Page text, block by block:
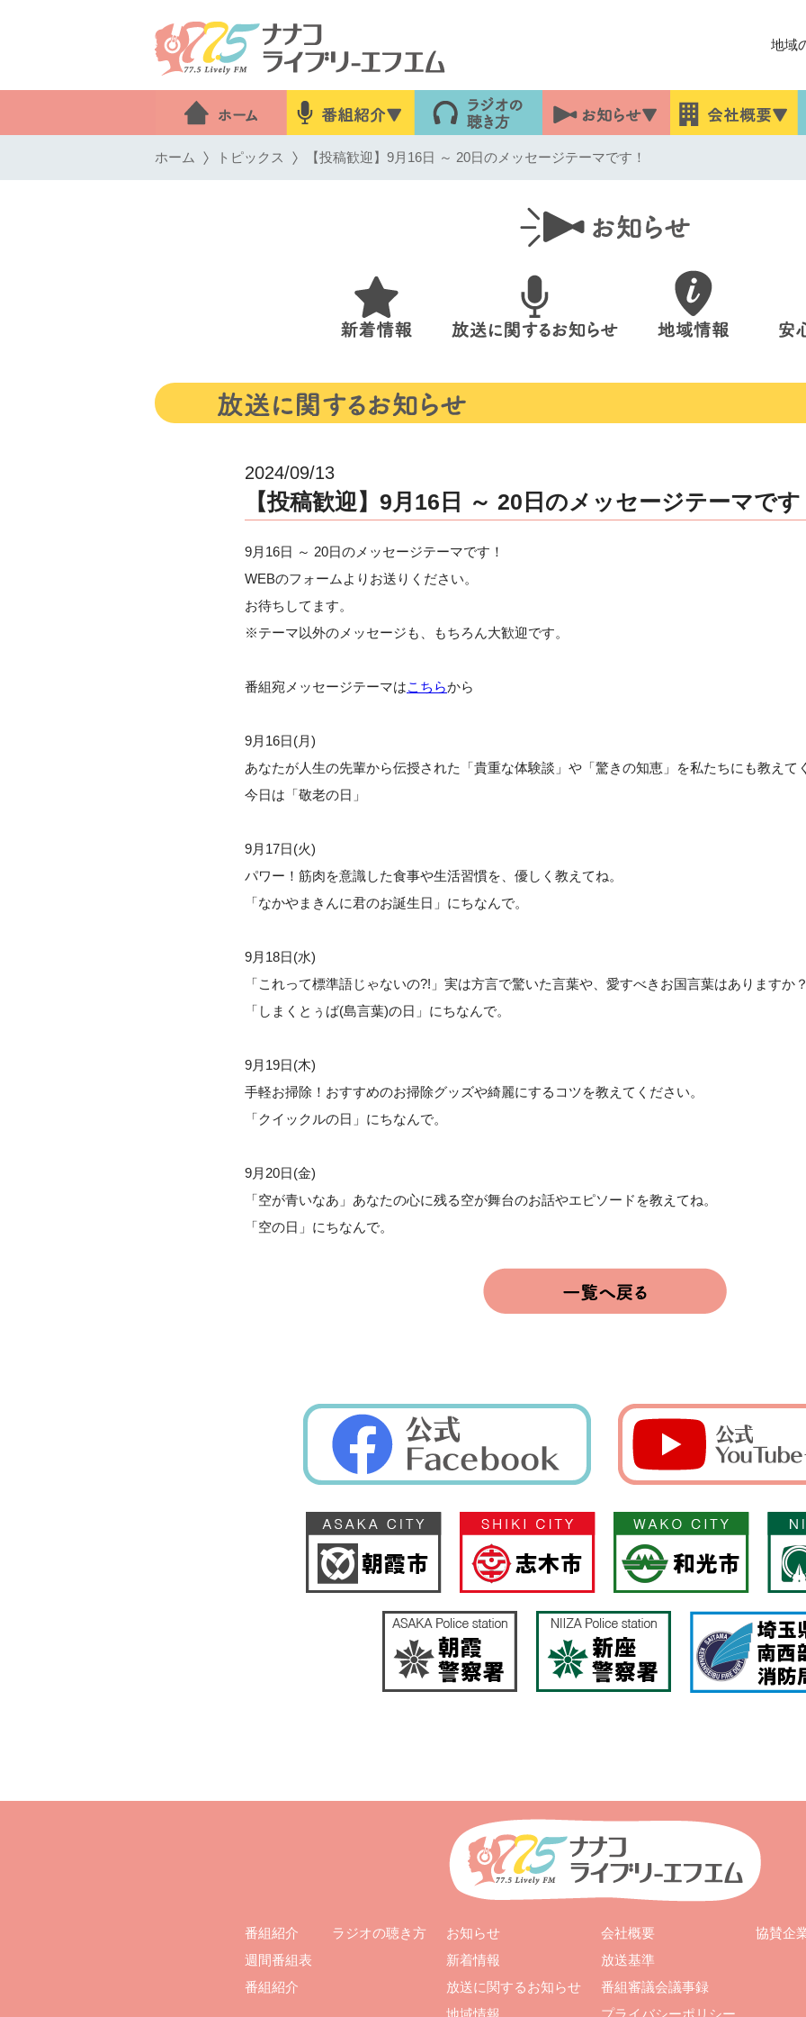
地域
ホーム トピックス 【投稿歓迎】9月16日 ～ 20日のメッセージテーマです！
2024/09/13
【投稿歓迎】9月16日 ～ 20日のメッセージテーマです
9月16日 ～ 20日のメッセージテーマです！
WEBのフォームよりお送りください。
お待ちしてます。
※テーマ以外のメッセージも、もちろん大歓迎です。
番組宛メッセージテーマはこちらから
9月16日(月)
あなたが人生の先輩から伝授された「貴重な体験談」や「驚きの知恵」を私たちにも教えて
今日は「敬老の日」
9月17日(火)
パワー！筋肉を意識した食事や生活習慣を、優しく教えてね。
「なかやまきんに君のお誕生日」にちなんで。
9月18日(水)
「これって標準語じゃないの?!」実は方言で驚いた言葉や、愛すべきお国言葉はありますか？
「しまくとぅば(島言葉)の日」にちなんで。
9月19日(木)
手軽お掃除！おすすめのお掃除グッズや綺麗にするコツを教えてください。
「クイックルの日」にちなんで。
9月20日(金)
「空が青いなあ」あなたの心に残る空が舞台のお話やエピソードを教えてね。
「空の日」にちなんで。
番組紹介
週間番組表
番組紹介
ラジオの聴き方
お知らせ
新着情報
放送に関するお知らせ
地域情報
会社概要
放送基準
番組審議会議事録
プライバシーポリシー
協賛企